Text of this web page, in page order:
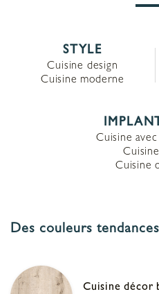
STYLE
Cuisine design
Cuisine moderne
Cuisine
Cuisine
Des couleurs tendances
Cuisine décor